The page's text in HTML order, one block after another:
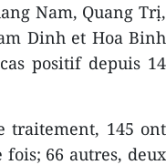
Nam, Quang Trị,
Dinh et Hoa Binh
positif depuis 14
traitement, 145 ont
66 autres, deux